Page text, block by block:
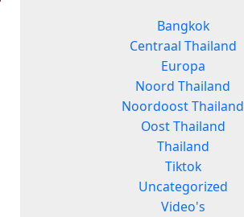
Bangkok
Centraal Thailand
Europa
Noord Thailand
Noordoost Thailand
Oost Thailand
Thailand
Tiktok
Uncategorized
Video's